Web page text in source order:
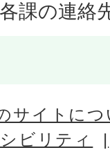
各課の連絡
サイトに
ビリティ